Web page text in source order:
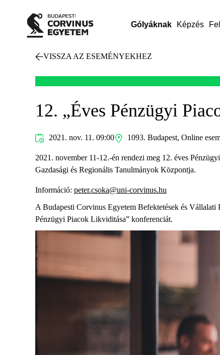
Gólyáknak Képzés
VISSZA AZ ESEMÉNYEKHEZ
12. „Éves Pénzügyi
2021. nov. 11. 09:00 1093. Budapest, Online
2021. november 11-12.-én rendezi meg 12. éves
Gazdasági és Regionális Tanulmányok Központja.
Információ: peter.csoka@uni-corvinus.hu
A Budapesti Corvinus Egyetem Befektetések és
Pénzügyi Piacok Likviditása” konferenciát.